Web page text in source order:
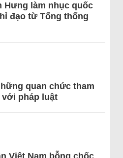
Hưng làm nhục quốc
đạo từ Tổng thống
quan chức tham
pháp luật